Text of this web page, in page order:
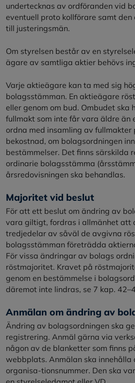
undertecknas av ordföranden vid
eventuell proto kollförare samt den
till justeringsmän.
Om styrelsen består av en
ägare av samtliga aktier behövs
Varje aktieägare kan ta med sig
bolagsstämman. En aktieägare
eller genom om bud. Ombudet ska
fullmakt som inte får vara äldre än
ordna med insamling av
bekostnad, om bolagsordningen
bestämmelser. Det finns särskilda
ordinarie bolagsstämma
årsredovisningen ska behandlas.
Majoritet vid beslut
För att ett beslut om ändring av
vara giltigt, fordras i allmänhet att
tredjedelar av såväl de avgivna
bolagsstämman företrädda
För vissa ändringar av bolags
röstmajoritet. Kravet på
genom en bestämmelse i
däremot inte lindras, se 7 kap.
Anmälan om ändring av
Ändring av bolagsordningen ska
registrering. Anmäl gärna via
någon av de blanketter som finns
webbplats. Anmälan ska innehålla
organisa-tionsnummer. Den ska